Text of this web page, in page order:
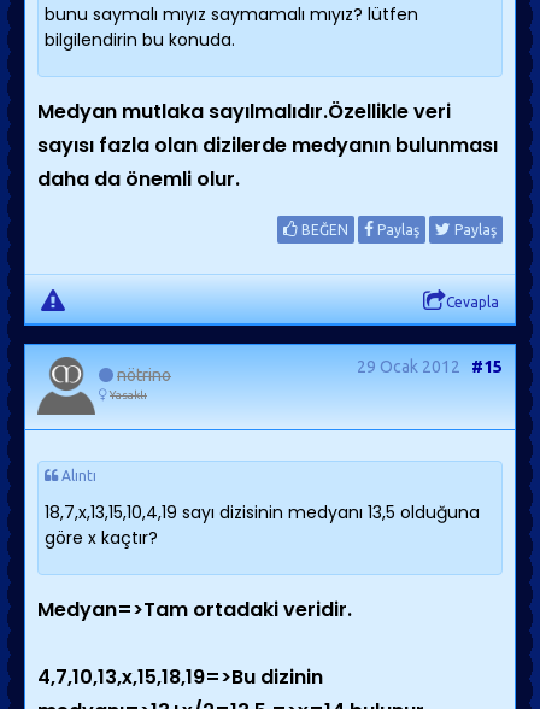
bunu saymalı mıyız saymamalı mıyız? lütfen
bilgilendirin bu konuda.
Medyan mutlaka sayılmalıdır.Özellikle veri
sayısı fazla olan dizilerde medyanın bulunması
daha da önemli olur.
BEĞEN Paylaş Paylaş
Cevapla
nötrino
Yasaklı
29 Ocak 2012 #15
Alıntı
18,7,x,13,15,10,4,19 sayı dizisinin medyanı 13,5 olduğuna
göre x kaçtır?
Medyan=>Tam ortadaki veridir.
4,7,10,13,x,15,18,19=>Bu dizinin